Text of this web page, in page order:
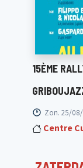
15ÈME
Zon. 25/
Centre